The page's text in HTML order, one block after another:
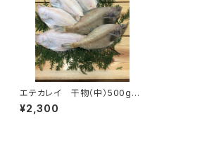
エテカレイ 干物（中）500g入
り（送料別）
¥2,300